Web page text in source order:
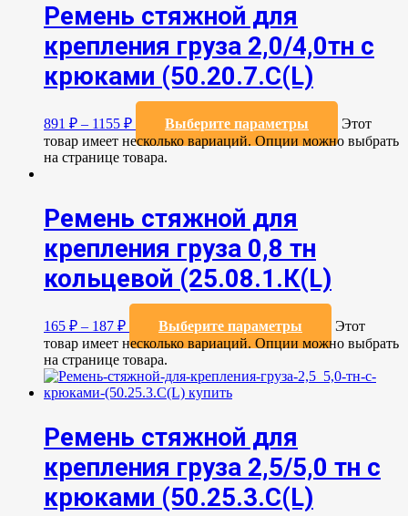
Ремень стяжной для
крепления груза 2,0/4,0тн с
крюками (50.20.7.C(L)
891 ₽ – 1155 ₽ Выберите параметры
Этот
товар имеет несколько вариаций. Опции можно выбрать
на странице товара.
Ремень стяжной для
крепления груза 0,8 тн
кольцевой (25.08.1.К(L)
165 ₽ – 187 ₽ Выберите параметры
Этот
товар имеет несколько вариаций. Опции можно выбрать
на странице товара.
Ремень стяжной для
крепления груза 2,5/5,0 тн с
крюками (50.25.3.C(L)